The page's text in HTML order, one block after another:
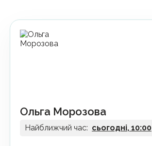
Ольга Морозова
Найближчий час: сьогодні, 10:00